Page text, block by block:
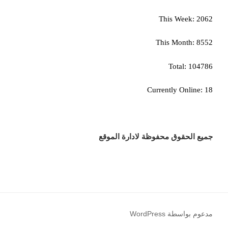
This Week: 2062
This Month: 8552
Total: 104786
Currently Online: 18
جميع الحقوق محفوظة لادارة الموقع
مدعوم بواسطة WordPress